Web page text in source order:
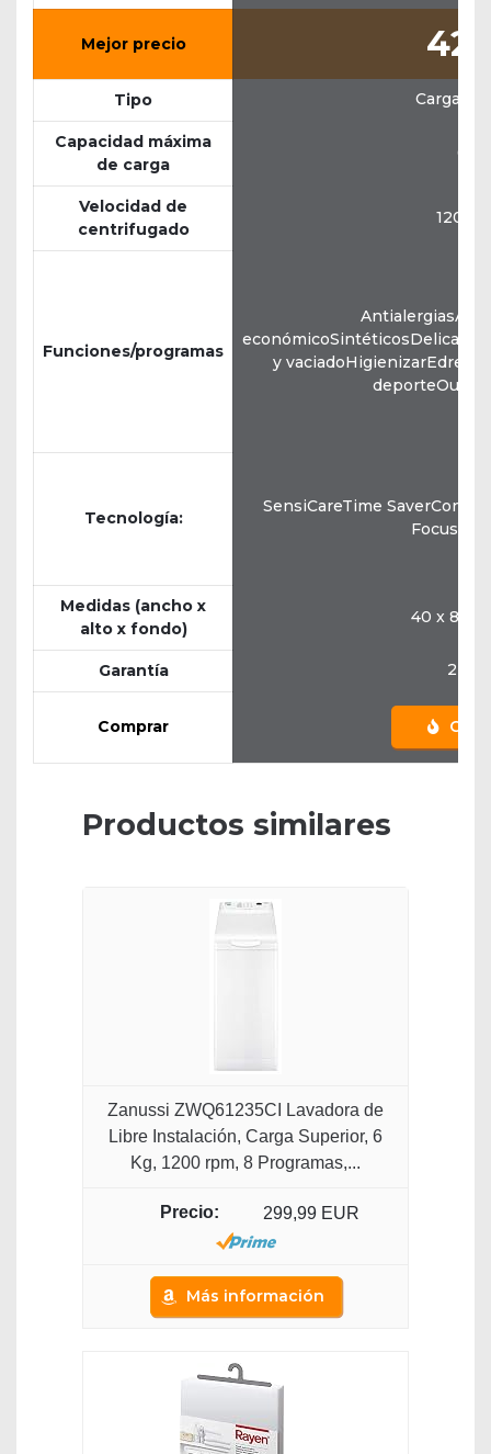
Mejor precio
Tipo Carga
Capacidad máxima
de carga
6 kg
Velocidad de
centrifugado
1200
Funciones/programas
y
Tecnología:
SensiCareTime
Focus:
Medidas (ancho x
alto x fondo)
40 x 89 x
Garantía 2
Comprar
Productos similares
Zanussi ZWQ61235CI Lavadora de
Libre Instalación, Carga Superior, 6
Kg, 1200 rpm, 8 Programas,...
299,99 EUR
Más información